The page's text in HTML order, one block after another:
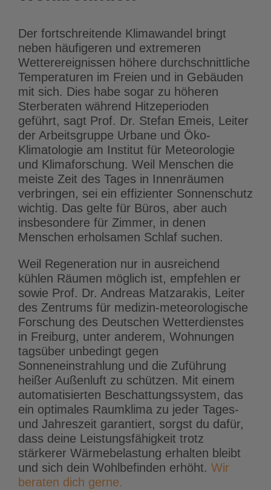
Der fortschreitende Klimawandel bringt
neben häufigeren und extremeren
Wetterereignissen höhere durchschnittliche
Temperaturen im Freien und in Gebäuden
mit sich. Dies habe sogar zu höheren
Sterberaten während Hitzeperioden
geführt, sagt Prof. Dr. Stefan Emeis, Leiter
der Arbeitsgruppe Urbane und Öko-
Klimatologie am Institut für Meteorologie
und Klimaforschung. Weil Menschen die
meiste Zeit des Tages in Innenräumen
verbringen, sei ein effizienter Sonnenschutz
wichtig. Das gelte für Büros, aber auch
insbesondere für Zimmer, in denen
Menschen erholsamen Schlaf suchen.
Weil Regeneration nur in ausreichend
kühlen Räumen möglich ist, empfehlen er
sowie Prof. Dr. Andreas Matzarakis, Leiter
des Zentrums für medizin-meteorologische
Forschung des Deutschen Wetterdienstes
in Freiburg, unter anderem, Wohnungen
tagsüber unbedingt gegen
Sonneneinstrahlung und die Zuführung
heißer Außenluft zu schützen. Mit einem
automatisierten Beschattungssystem, das
ein optimales Raumklima zu jeder Tages-
und Jahreszeit garantiert, sorgst du dafür,
dass deine Leistungsfähigkeit trotz
stärkerer Wärmebelastung erhalten bleibt
und sich dein Wohlbefinden erhöht. Wir
beraten dich gerne.